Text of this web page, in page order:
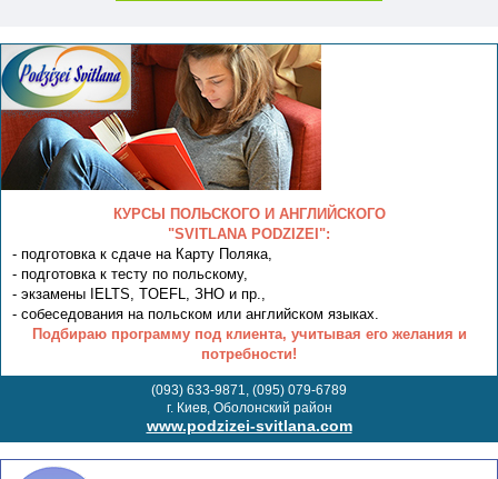
КУРСЫ ПОЛЬСКОГО И АНГЛИЙСКОГО
"SVITLANA PODZIZEI":
- подготовка к сдаче на Карту Поляка,
- подготовка к тесту по польскому,
- экзамены IELTS, TOEFL, ЗНО и пр.,
- собеседования на польском или английском языках.
Подбираю программу под клиента, учитывая его желания и
потребности!
(093) 633-9871, (095) 079-6789
г. Киев, Оболонский район
www.podzizei-svitlana.com